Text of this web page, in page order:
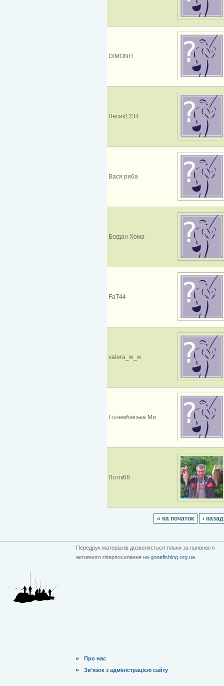
DIMONH
Лесик1234
Вася риба
Богдан Хома
FaT44
valera_w_w
Голембівська Ми...
Лотік68
« на початок ‹ назад
Передрук матеріалів дозволяється тільки за наявності
активного гіперпосилання на gonefishing.org.ua
Про нас
Зв'язок з адміністрацією сайту